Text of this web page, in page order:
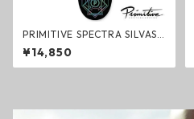
PRIMITIVE SPECTRA SILVAS
BUTTERFLY Deck デッキ スケ
ートボード プリミティブ
¥14,850